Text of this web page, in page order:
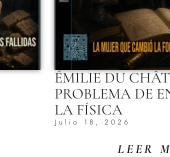
ÉMILIE DU
PROBLEMA DE
LA FÍSICA
Julio 18, 2026
LEER